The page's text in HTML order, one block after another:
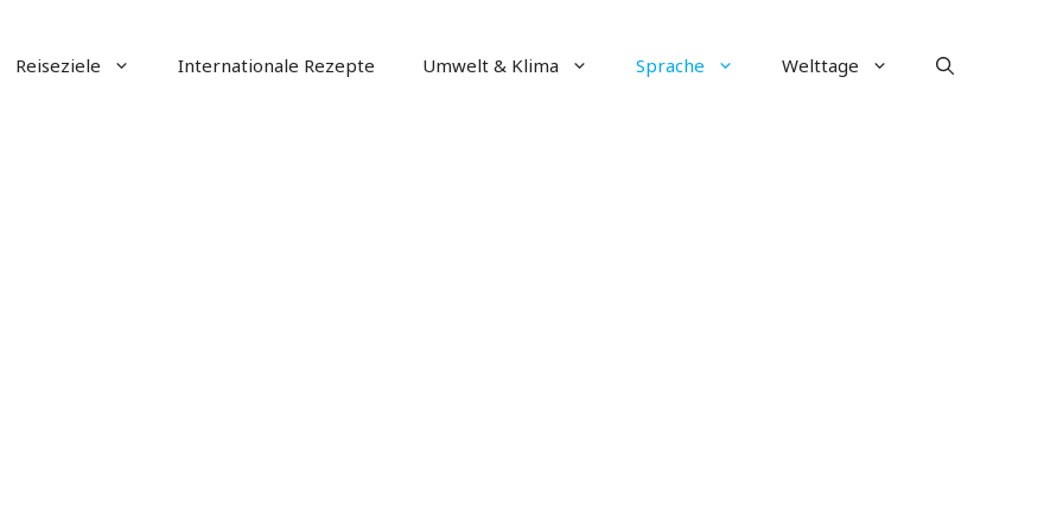
Reiseziele Internationale Rezepte Umwelt & Klima Sprache Welttage